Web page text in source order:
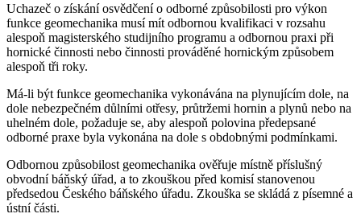
Uchazeč o získání osvědčení o odborné způsobilosti pro výkon
funkce geomechanika musí mít odbornou kvalifikaci v rozsahu
alespoň magisterského studijního programu a odbornou praxi při
hornické činnosti nebo činnosti prováděné hornickým způsobem
alespoň tři roky.
Má-li být funkce geomechanika vykonávána na plynujícím dole, na
dole nebezpečném důlními otřesy, průtržemi hornin a plynů nebo na
uhelném dole, požaduje se, aby alespoň polovina předepsané
odborné praxe byla vykonána na dole s obdobnými podmínkami.
Odbornou způsobilost geomechanika ověřuje místně příslušný
obvodní báňský úřad, a to zkouškou před komisí stanovenou
předsedou Českého báňského úřadu. Zkouška se skládá z písemné a
ústní části.